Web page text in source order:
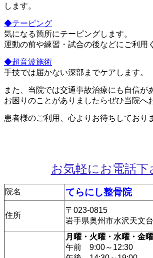
します。
◆テーピング
気になる箇所にテーピングします。
運動の前や練習・試合の後などにご利用
◆超音波施術
手技では届かない深部までケアします。
また、当院では交通事故治療にも自信が
お困りのことがありましたらぜひ当院へ
患者様のご利用、心よりお待ちしており
お気軽にお電話下
院名 てらにし整骨院
住所
〒023-0815
岩手県奥州市水沢天文
月曜・火曜・水曜・金曜
午前 9:00～12:30